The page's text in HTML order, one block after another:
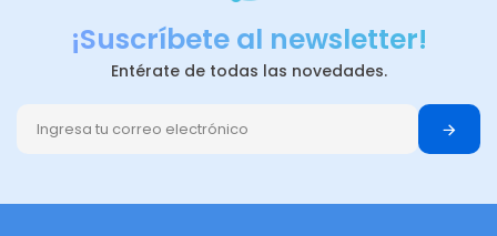
¡Suscríbete al newsletter!
Entérate de todas las novedades.